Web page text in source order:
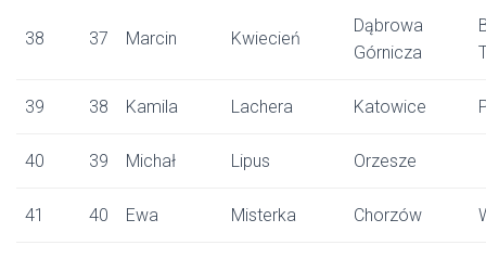
38 37 Marcin Kwiecień
Dąbrowa
Górnicza
39 38 Kamila Lachera Katowice
40 39 Michał Lipus Orzesze
41 40 Ewa Misterka Chorzów